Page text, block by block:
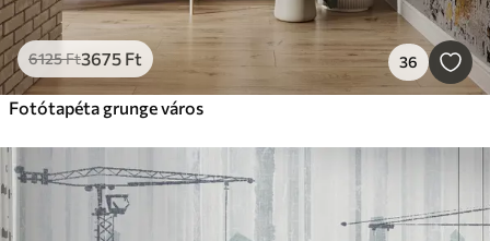
6125Ft3675 Ft 36
Fotótapéta grunge város